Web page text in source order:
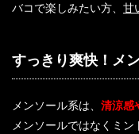
バコで楽しみたい方、 甘
すっきり爽快！メ
メンソール系は、 清涼感
メンソールではなくミ